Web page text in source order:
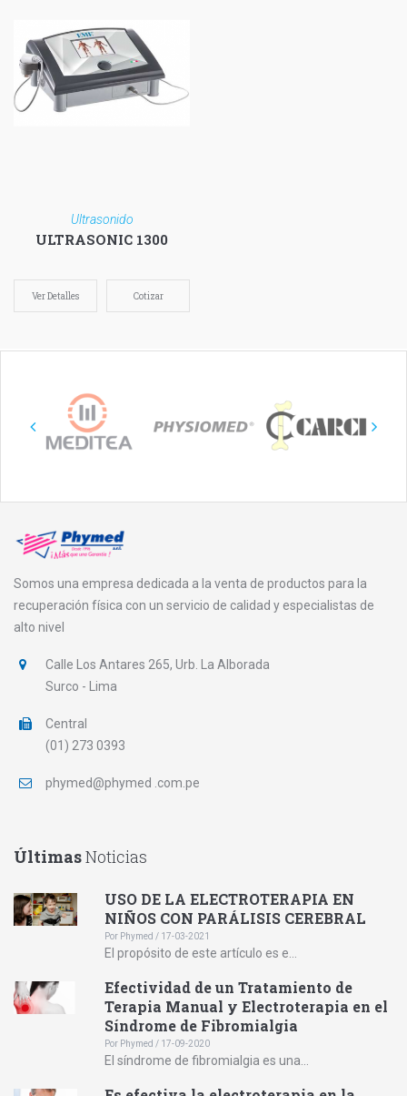
Ultrasonido
ULTRASONIC 1300
Ver Detalles Cotizar
Somos una empresa dedicada a la venta de productos para la
recuperación física con un servicio de calidad y especialistas de
alto nivel
Calle Los Antares 265, Urb. La Alborada
Surco - Lima
Central
(01) 273 0393
phymed@phymed .com.pe
ÚltimasNoticias
USO DE LA ELECTROTERAPIA EN
NIÑOS CON PARÁLISIS CEREBRAL
Por Phymed / 17-03-2021
El propósito de este artículo es e...
Efectividad de un Tratamiento de
Terapia Manual y Electroterapia en el
Síndrome de Fibromialgia
Por Phymed / 17-09-2020
El síndrome de fibromialgia es una...